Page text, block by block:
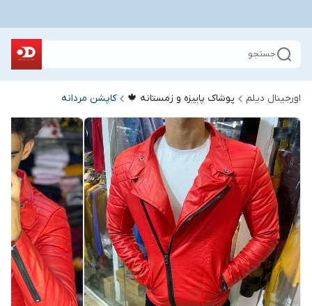
جستجو
اورجینال دیلم پوشاک پاییزه و زمستانه 🍁 کاپشن مردانه